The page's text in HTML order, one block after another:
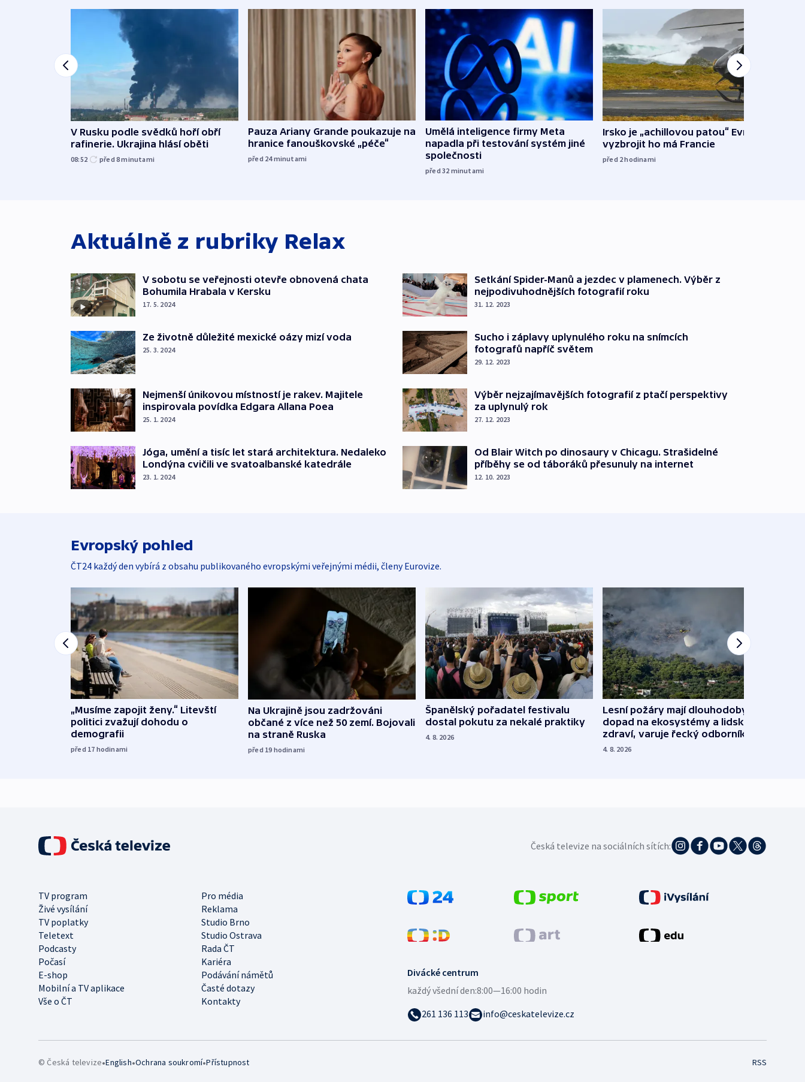
V Rusku podle svědků hoří obří
rafinerie. Ukrajina hlásí oběti
08:52 před 8minutami
Pauza Ariany Grande poukazuje na
hranice fanouškovské „péče“
před 24minutami
Umělá inteligence firmy Meta
napadla při testování systém jiné
společnosti
před 32 minutami
Irsko je „achillovou patou“ Evropy,
vyzbrojit ho má Francie
před 2hodinami
Aktuálně z rubriky Relax
V sobotu se veřejnosti otevře obnovená chata
Bohumila Hrabala v Kersku
17. 5. 2024
Ze životně důležité mexické oázy mizí voda
25. 3. 2024
Nejmenší únikovou místností je rakev. Majitele
inspirovala povídka Edgara Allana Poea
25. 1. 2024
Jóga, umění a tisíc let stará architektura. Nedaleko
Londýna cvičili ve svatoalbanské katedrále
23. 1. 2024
Setkání Spider-Manů a jezdec v plamenech. Výběr z
nejpodivuhodnějších fotografií roku
31. 12. 2023
Sucho i záplavy uplynulého roku na snímcích
fotografů napříč světem
29. 12. 2023
Výběr nejzajímavějších fotografií z ptačí perspektivy
za uplynulý rok
27. 12. 2023
Od Blair Witch po dinosaury v Chicagu. Strašidelné
příběhy se od táboráků přesunuly na internet
12. 10. 2023
Evropský pohled
ČT24 každý den vybírá z obsahu publikovaného evropskými veřejnými médii, členy Eurovize.
„Musíme zapojit ženy.“ Litevští
politici zvažují dohodu o
demografii
před 17 hodinami
Na Ukrajině jsou zadržováni
občané z více než 50 zemí. Bojovali
na straně Ruska
před 19 hodinami
Španělský pořadatel festivalu
dostal pokutu za nekalé praktiky
4. 8. 2026
Lesní požáry mají dlouhodobý
dopad na ekosystémy a lidské
zdraví, varuje řecký odborník
4. 8. 2026
Česká televize na sociálních sítích:
TV program
Pro média
Živé vysílání
Reklama
TV poplatky
Studio Brno
Teletext
Studio Ostrava
Podcasty
Rada ČT
Počasí
Kariéra
E-shop
Podávání námětů
Mobilní a TV aplikace
Časté dotazy
Vše o ČT
Kontakty
Divácké centrum
každý všední den:8:00—16:00 hodin
261 136 113
info@ceskatelevize.cz
© Česká televize•English•Ochrana soukromí•Přístupnost RSS